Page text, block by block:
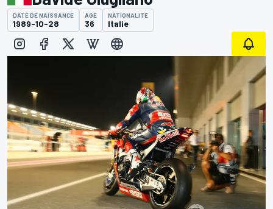
DATE DE NAISSANCE
1989-10-28
ÂGE
36
NATIONALITÉ
Italie